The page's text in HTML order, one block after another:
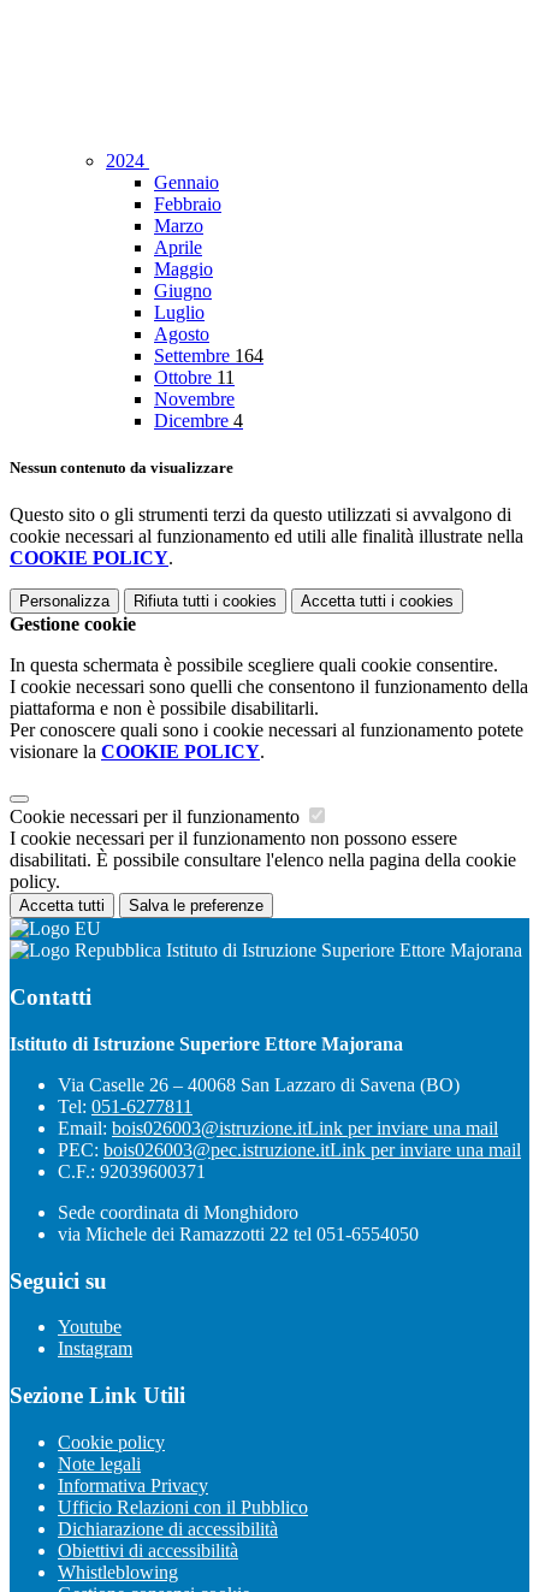
2024
Gennaio
Febbraio
Marzo
Aprile
Maggio
Giugno
Luglio
Agosto
Settembre 164
Ottobre 11
Novembre
Dicembre 4
Nessun contenuto da visualizzare
Questo sito o gli strumenti terzi da questo utilizzati si avvalgono di
cookie necessari al funzionamento ed utili alle finalità illustrate nella
COOKIE POLICY.
Personalizza Rifiuta tutti i cookies Accetta tutti i cookies
Gestione cookie
In questa schermata è possibile scegliere quali cookie consentire.
I cookie necessari sono quelli che consentono il funzionamento della
piattaforma e non è possibile disabilitarli.
Per conoscere quali sono i cookie necessari al funzionamento potete
visionare la COOKIE POLICY.
Cookie necessari per il funzionamento
I cookie necessari per il funzionamento non possono essere
disabilitati. È possibile consultare l'elenco nella pagina della cookie
policy.
Accetta tutti Salva le preferenze
Istituto di Istruzione Superiore Ettore Majorana
Contatti
Istituto di Istruzione Superiore Ettore Majorana
Via Caselle 26 – 40068 San Lazzaro di Savena (BO)
Tel: 051-6277811
Email: bois026003@istruzione.itLink per inviare una mail
PEC: bois026003@pec.istruzione.itLink per inviare una mail
C.F.: 92039600371
Sede coordinata di Monghidoro
via Michele dei Ramazzotti 22 tel 051-6554050
Seguici su
Youtube
Instagram
Sezione Link Utili
Cookie policy
Note legali
Informativa Privacy
Ufficio Relazioni con il Pubblico
Dichiarazione di accessibilità
Obiettivi di accessibilità
Whistleblowing